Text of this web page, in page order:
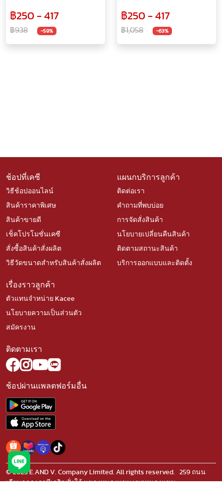
฿250 - 417
฿938 -59%
฿250 - 417
฿1,058 -63%
ช้อปที่เคซี
วิธีช้อปออนไลน์
สินค้าราคาพิเศษ
สินค้าขายดี
เช็คโปรโมชั่นเคซี
สั่งซื้อสินค้าสั่งผลิต
วิธีวัดขนาดสำหรับสินค้าสั่งผลิต
แผนกบริการลูกค้า
ติดต่อเรา
คำถามที่พบบ่อย
การจัดสั่งสินค้า
นโยบายเปลี่ยนคืนสินค้า
ติดตามสถานะสินค้า
บริการออกแบบและติดตั้ง
เรื่องราวลูกค้า
ตัวแทนจำหน่าย Kacee
นโยบายความเป็นส่วนตัว
สมัครงาน
ติดตามเรา
ช้อปผ่านแพลตฟอร์มอื่น
© 2023 E.AND V. Company Limited. All rights reserved. 259 ถนน
เลียบคลองภาษีเจริญฝั่งใต้ แขวงหนองแขม เขตหนองแขม